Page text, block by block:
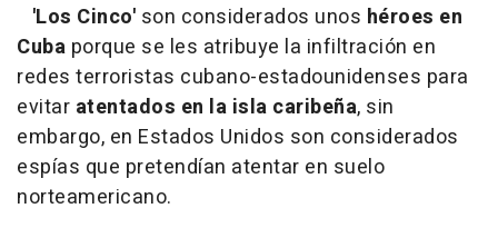
'Los Cinco' son considerados unos héroes en
Cuba porque se les atribuye la infiltración en
redes terroristas cubano-estadounidenses para
evitar atentados en la isla caribeña, sin
embargo, en Estados Unidos son considerados
espías que pretendían atentar en suelo
norteamericano.